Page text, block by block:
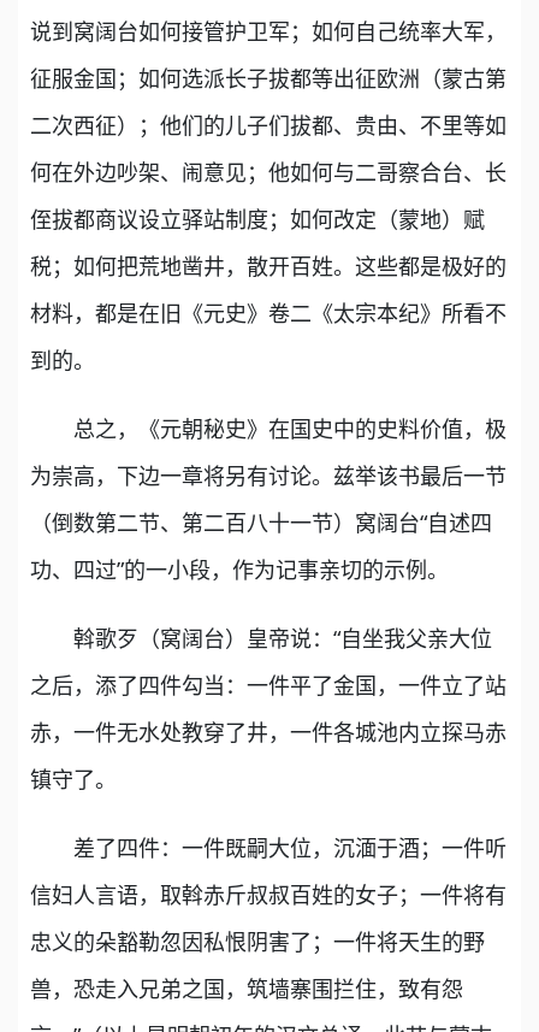
说到窝阔台如何接管护卫军；如何自己统率大军，
征服金国；如何选派长子拔都等出征欧洲（蒙古第
二次西征）；他们的儿子们拔都、贵由、不里等如
何在外边吵架、闹意见；他如何与二哥察合台、长
侄拔都商议设立驿站制度；如何改定（蒙地）赋
税；如何把荒地凿井，散开百姓。这些都是极好的
材料，都是在旧《元史》卷二《太宗本纪》所看不
到的。
总之，《元朝秘史》在国史中的史料价值，极
为崇高，下边一章将另有讨论。兹举该书最后一节
（倒数第二节、第二百八十一节）窝阔台“自述四
功、四过”的一小段，作为记事亲切的示例。
斡歌歹（窝阔台）皇帝说：“自坐我父亲大位
之后，添了四件勾当：一件平了金国，一件立了站
赤，一件无水处教穿了井，一件各城池内立探马赤
镇守了。
差了四件：一件既嗣大位，沉湎于酒；一件听
信妇人言语，取斡赤斤叔叔百姓的女子；一件将有
忠义的朵豁勒忽因私恨阴害了；一件将天生的野
兽，恐走入兄弟之国，筑墙寨围拦住，致有怨